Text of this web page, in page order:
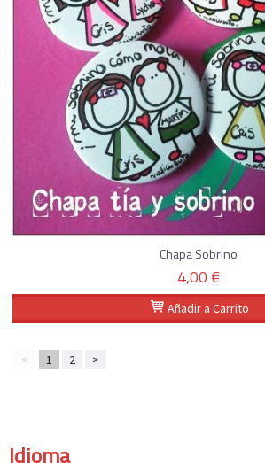
Idioma
Chapa Sobrino
4,00 €
Añadir a Carrito
< 1 2 >